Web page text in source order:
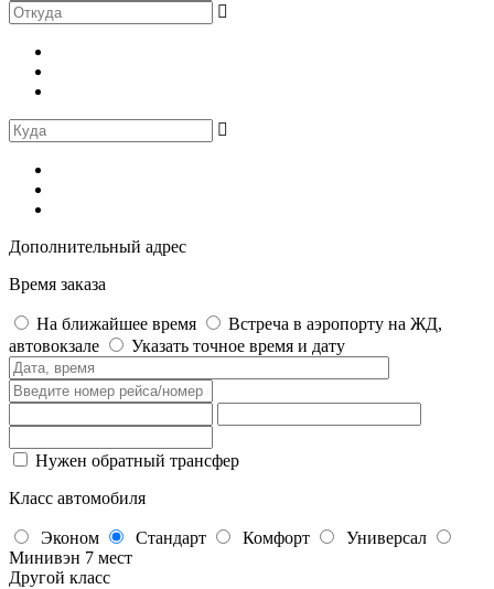
Дополнительный адрес
Время заказа
На ближайшее время
Встреча в аэропорту на ЖД,
автовокзале
Указать точное время и дату
Нужен обратный трансфер
Класс автомобиля
Эконом Стандарт Комфорт
Универсал
Минивэн 7 мест
Другой класс